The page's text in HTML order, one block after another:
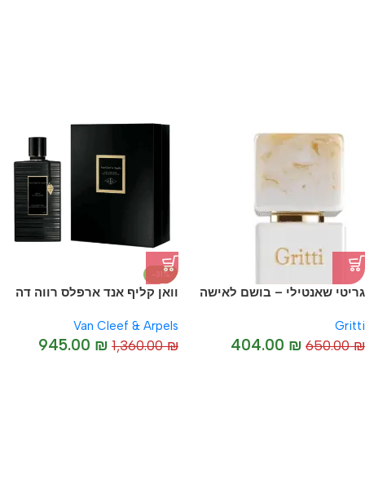
גריטי שאנטילי – בושם לאישה
Gritti
650.00₪
404.00 ₪
-31%
וואן קליף אנד ארפלס רווה דה
Reve – D'Encens
Van Cleef & Arpels
1,360.00₪
945.00 ₪